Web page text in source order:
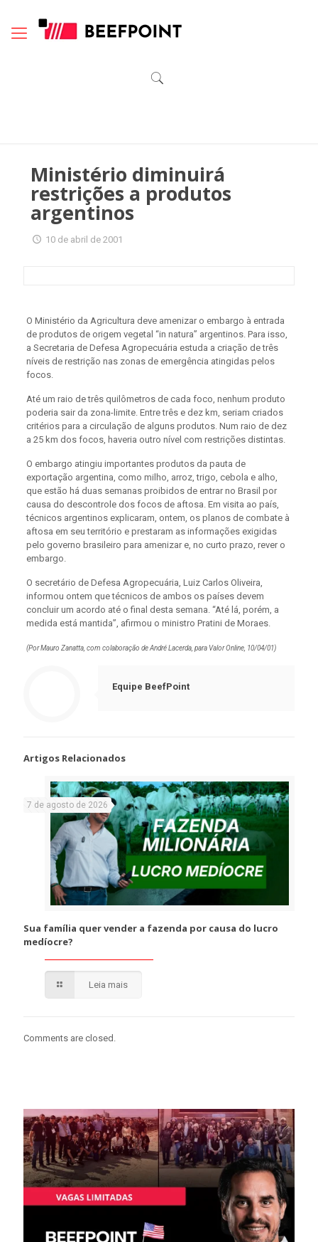
Ministério diminuirá
restrições a produtos
argentinos
10 de abril de 2001
O Ministério da Agricultura deve amenizar o embargo à entrada
de produtos de origem vegetal “in natura” argentinos. Para isso,
a Secretaria de Defesa Agropecuária estuda a criação de três
níveis de restrição nas zonas de emergência atingidas pelos
focos.
Até um raio de três quilômetros de cada foco, nenhum produto
poderia sair da zona-limite. Entre três e dez km, seriam criados
critérios para a circulação de alguns produtos. Num raio de dez
a 25 km dos focos, haveria outro nível com restrições distintas.
O embargo atingiu importantes produtos da pauta de
exportação argentina, como milho, arroz, trigo, cebola e alho,
que estão há duas semanas proibidos de entrar no Brasil por
causa do descontrole dos focos de aftosa. Em visita ao país,
técnicos argentinos explicaram, ontem, os planos de combate à
aftosa em seu território e prestaram as informações exigidas
pelo governo brasileiro para amenizar e, no curto prazo, rever o
embargo.
O secretário de Defesa Agropecuária, Luiz Carlos Oliveira,
informou ontem que técnicos de ambos os países devem
concluir um acordo até o final desta semana. “Até lá, porém, a
medida está mantida”, afirmou o ministro Pratini de Moraes.
(Por Mauro Zanatta, com colaboração de André Lacerda, para Valor Online, 10/04/01)
Equipe BeefPoint
Artigos Relacionados
7 de agosto de 2026
Sua família quer vender a fazenda por causa do lucro
medíocre?
Leia mais
Comments are closed.